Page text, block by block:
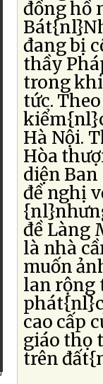
đồng hồ
đang bị
thầy
trong
tức.
Hà Nội.
Hòa
diện
đề nghị
đề Làng
là nhà
muốn
lan rộng
cao cấp
giáo thọ
trên